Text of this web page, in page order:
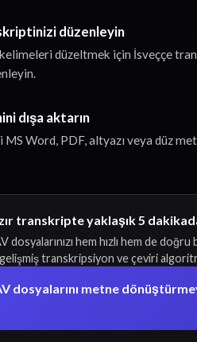
düzenleyin
kelimeleri düzeltmek için İsveççe
dışa aktarın
MS Word, PDF, altyazı veya düz
transkripte yaklaşık 5
dosyalarınızı hem hızlı hem de
transkripsiyon ve çeviri
dosyalarını metne